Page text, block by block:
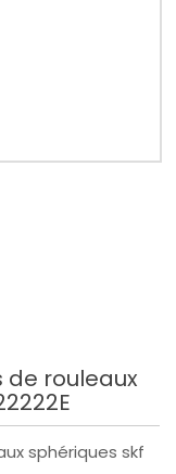
de rouleaux
sphériques skf